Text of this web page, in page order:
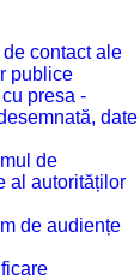
contact ale
publice
presa -
date
de
al autorităților
de audiențe